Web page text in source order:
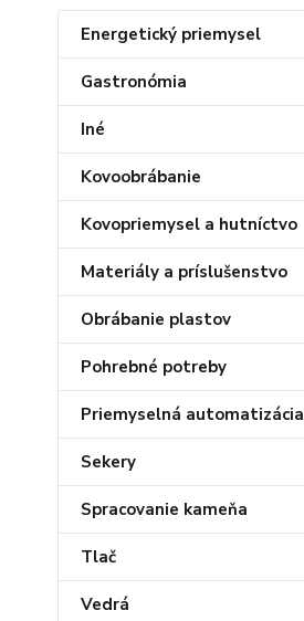
Energetický priemysel
Gastronómia
Iné
Kovoobrábanie
Kovopriemysel a hutníctvo
Materiály a príslušenstvo
Obrábanie plastov
Pohrebné potreby
Priemyselná automatizácia
Sekery
Spracovanie kameňa
Tlač
Vedrá